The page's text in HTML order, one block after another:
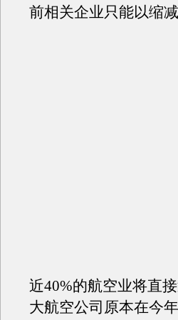
前相关企业只能以缩
近40%的航空业将直
大航空公司原本在今